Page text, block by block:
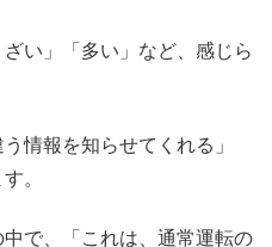
い」「多い」など、感じら
情報を知らせてくれる」
。
中で、「これは、通常運転の